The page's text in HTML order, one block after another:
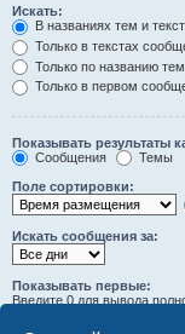
Искать:
В названиях тем и
Только в текстах
Только по названию
Только в первом
Показывать результаты
Сообщения
Темы
Поле сортировки:
Искать сообщения за:
Показывать первые:
Введите 0 для вывода